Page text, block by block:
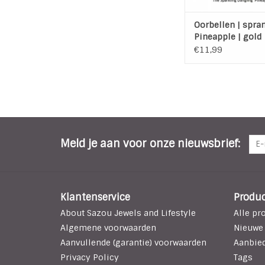
Oorbellen |
Pineapple | gold
€11,99
Meld je aan voor onze nieuwsbrief:
Klantenservice
About Sazou Jewels and Lifestyle
Algemene voorwaarden
Aanvullende (garantie) voorwaarden
Privacy Policy
Alle
Tags